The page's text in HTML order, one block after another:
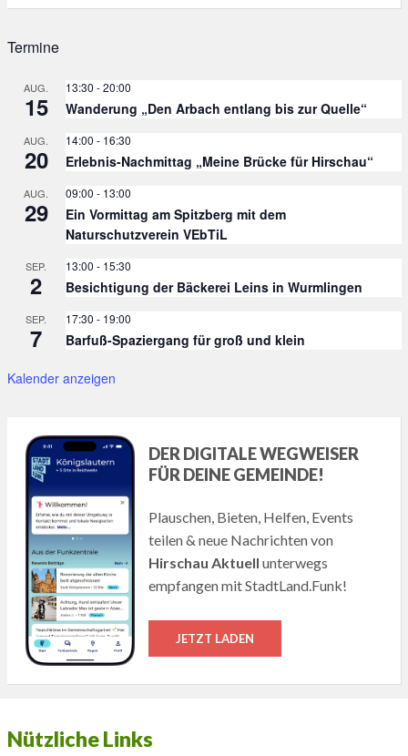
Termine
AUG.
15
13:30 -20:00
Wanderung „Den Arbach entlang bis zur Quelle“
AUG.
20
14:00 - 16:30
Erlebnis-Nachmittag „Meine Brücke für Hirschau“
AUG.
29
09:00 - 13:00
Ein Vormittag am Spitzberg mit dem
Naturschutzverein VEbTiL
SEP.
2
13:00 - 15:30
Besichtigung der Bäckerei Leins in Wurmlingen
SEP.
7
17:30 - 19:00
Barfuß-Spaziergang für groß und klein
Kalender anzeigen
DER DIGITALE WEGWEISER
FÜR DEINE GEMEINDE!
Plauschen, Bieten, Helfen, Events
teilen & neue Nachrichten von
Hirschau Aktuell unterwegs
empfangen mit StadtLand.Funk!
JETZT LADEN
Nützliche Links